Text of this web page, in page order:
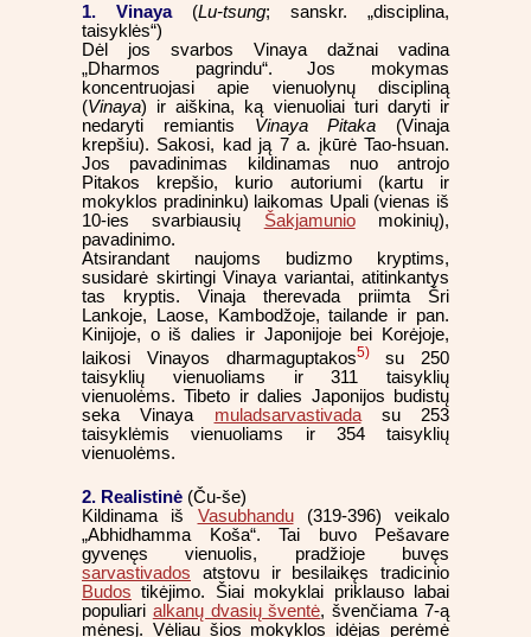
1. Vinaya(Lu-tsung; sanskr. „disciplina,
taisyklės“)
Dėl jos svarbos Vinaya dažnai vadina
„Dharmos pagrindu“. Jos mokymas
koncentruojasi apie vienuolynų discipliną
(Vinaya) ir aiškina, ką vienuoliai turi daryti ir
nedaryti remiantis Vinaya Pitaka (Vinaja
krepšiu). Sakosi, kad ją 7 a. įkūrė Tao-hsuan.
Jos pavadinimas kildinamas nuo antrojo
Pitakos krepšio, kurio autoriumi (kartu ir
mokyklos pradininku) laikomas Upali (vienas iš
10-ies svarbiausių Šakjamuniomokinių),
pavadinimo.
Atsirandant naujoms budizmo kryptims,
susidarė skirtingi Vinaya variantai, atitinkantys
tas kryptis. Vinaja therevada priimta Šri
Lankoje, Laose, Kambodžoje, tailande ir pan.
Kinijoje, o iš dalies ir Japonijoje bei Korėjoje,
laikosi Vinayos dharmaguptakos5)su 250
taisyklių vienuoliams ir 311 taisyklių
vienuolėms. Tibeto ir dalies Japonijos budistų
seka Vinaya muladsarvastivadasu 253
taisyklėmis vienuoliams ir 354 taisyklių
vienuolėms.
2. Realistinė (Ču-še)
Kildinama iš Vasubhandu(319-396) veikalo
„Abhidhamma Koša“. Tai buvo Pešavare
gyvenęs vienuolis, pradžioje buvęs
sarvastivados atstovu ir besilaikęs tradicinio
Budos tikėjimo. Šiai mokyklai priklauso labai
populiari alkanų dvasių šventė, švenčiama 7-ą
mėnesį. Vėliau šios mokyklos idėjas perėmė